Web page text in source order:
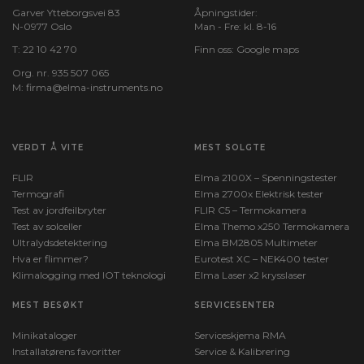
Garver Ytteborgsvei 83
N-0977 Oslo
T: 22 10 42 70
Org. nr. 935 507 065
M: firma@elma-instruments.no​
Åpningstider:
Man - Fre: kl. 8-16
Finn oss: Google maps
VERDT Å VITE
FLIR
Termografi
Test av jordfeilbryter
Test av solceller
Ultralydsdetektering
Hva er flimmer?
Klimalogging med IOT teknologi
MEST SOLGTE
Elma 2100X – Spenningstester
Elma 2700x Elektrisk tester
FLIR C5 – Termokamera
Elma Themo x250 Termokamera
Elma BM2805 Multimeter
Eurotest XC – NEK400 tester
Elma Laser x2 krysslaser
MEST BESØKT
Minikataloger
Installatørens favoritter
SERVICESENTER
Serviceskjema RMA
Service & Kalibrering